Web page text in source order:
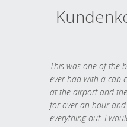
This was one of the
ever had with a cab
at the airport and
for over an hour
everything out. I